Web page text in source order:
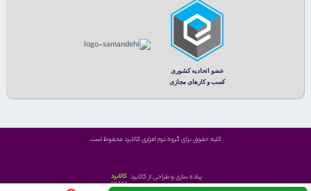
کلیه حقوق برای گروه نرم افزاری کالابرد محفوظ است
پیاده سازی و طراحی از کالابرد کالابرد